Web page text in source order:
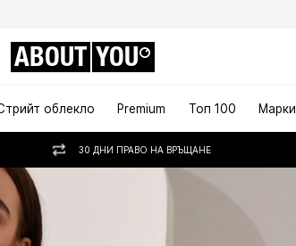
ABOUT YOU
облекло Premium Топ 100 Марки
30 ДНИ ПРАВО НА ВРЪЩАНЕ